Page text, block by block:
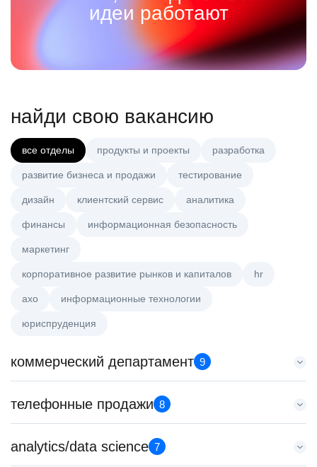
идеи работают
найди свою вакансию
все отделы продукты и проекты разработка
развитие бизнеса и продажи тестирование
дизайн клиентский сервис аналитика
финансы информационная безопасность
маркетинг
корпоративное развитие рынков и капиталов hr
axo информационные технологии
юриспруденция
коммерческий департамент 9
Key Account Manager (EdTech)
HeadHunter::Коммерческий департамент
150000 ₽
телефонные продажи 8
Менеджер по продажам в сегменте малого и среднего
бизнеса
analytics/data science 7